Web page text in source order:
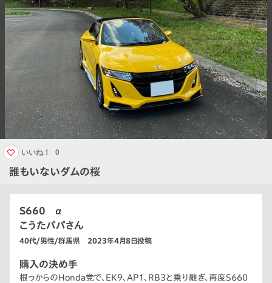
誰もいないダムの桜
いいね！ 0
S660 α
こうたパパさん
40代/男性/群馬県 2023年4月8日投稿
購入の決め手
根っからのHonda党で、EK9、AP1、RB3と乗り継ぎ、再度S660